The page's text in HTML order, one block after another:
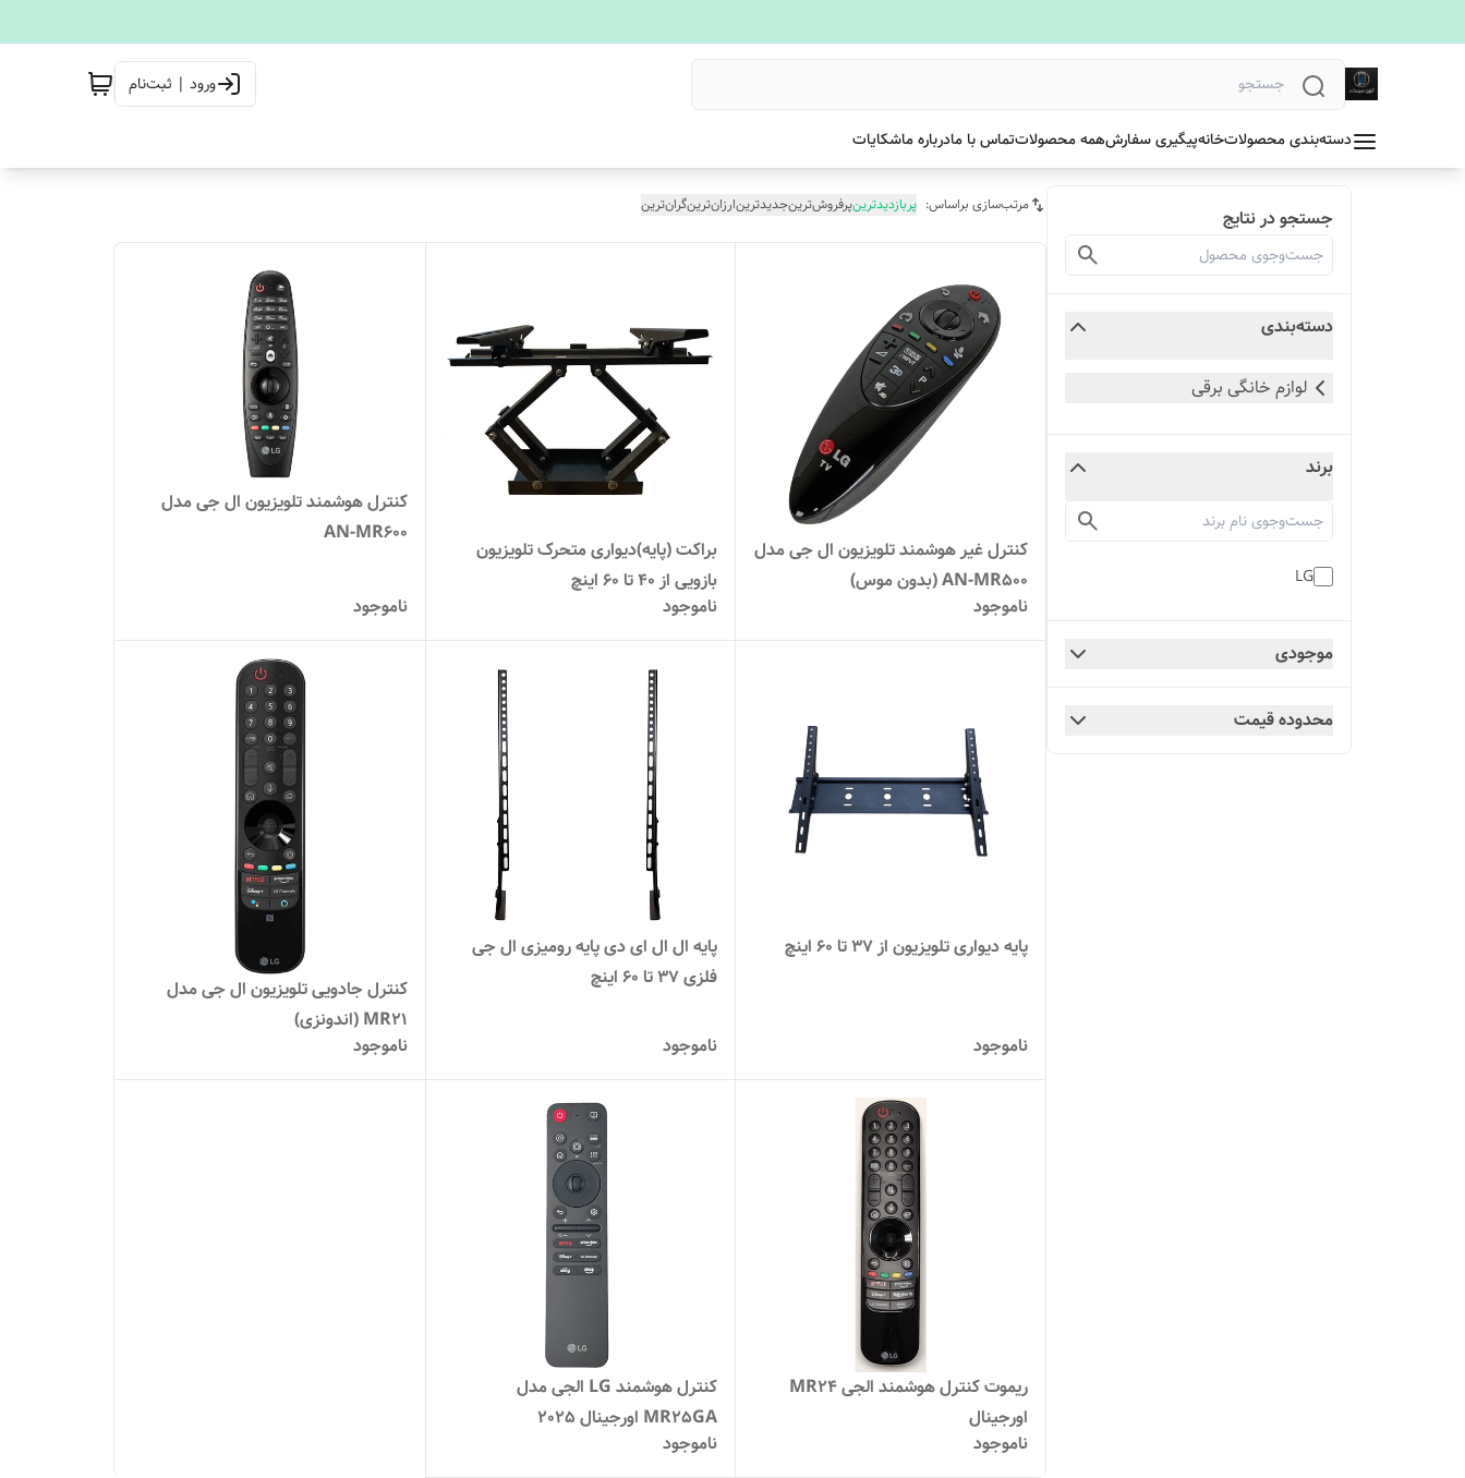
ورود | ثبت‌نام
دسته‌بندی محصولاتخانهپیگیری سفارشهمه محصولاتتماس با مادرباره ماشکایات
جستجو در نتایج
دسته‌بندی
لوازم خانگی برقی
برند
LG
موجودی
محدوده قیمت
مرتب‌سازی براساس: پربازدیدترینپرفروش‌ترینجدیدترینارزان‌ترینگران‌ترین
کنترل غیر هوشمند تلویزیون ال جی مدل
AN-MR500 (بدون موس)
ناموجود
براکت (پایه)دیواری متحرک تلویزیون
بازویی از 40 تا 60 اینچ
ناموجود
کنترل هوشمند تلویزیون ال جی مدل
AN-MR600
ناموجود
پایه دیواری تلویزیون از 37 تا 60 اینچ
ناموجود
پایه ال ال ای دی پایه رومیزی ال جی
فلزی ۳۷ تا ۶۰ اینچ
ناموجود
کنترل جادویی تلویزیون ال جی مدل
MR21 (اندونزی)
ناموجود
ریموت کنترل هوشمند الجی MR24
اورجینال
ناموجود
کنترل هوشمند LG الجی مدل
MR25GA اورجینال 2025
ناموجود